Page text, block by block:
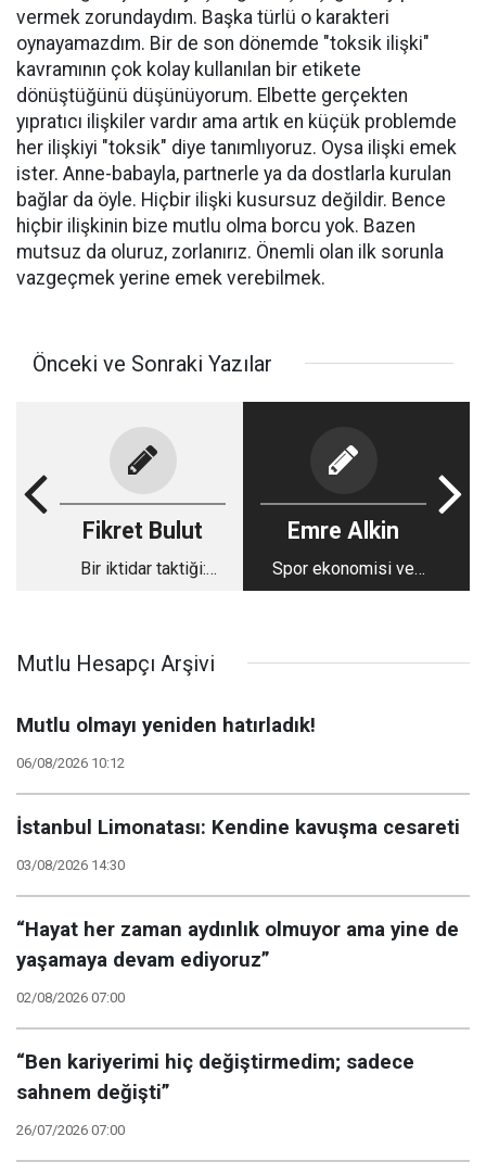
vermek zorundaydım. Başka türlü o karakteri
oynayamazdım. Bir de son dönemde "toksik ilişki"
kavramının çok kolay kullanılan bir etikete
dönüştüğünü düşünüyorum. Elbette gerçekten
yıpratıcı ilişkiler vardır ama artık en küçük problemde
her ilişkiyi "toksik" diye tanımlıyoruz. Oysa ilişki emek
ister. Anne-babayla, partnerle ya da dostlarla kurulan
bağlar da öyle. Hiçbir ilişki kusursuz değildir. Bence
hiçbir ilişkinin bize mutlu olma borcu yok. Bazen
mutsuz da oluruz, zorlanırız. Önemli olan ilk sorunla
vazgeçmek yerine emek verebilmek.
Önceki ve Sonraki Yazılar
Fikret Bulut
Bir iktidar taktiği:
Emre Alkin
Spor ekonomisi ve
endüstrisi
Mutlu Hesapçı Arşivi
Mutlu olmayı yeniden hatırladık!
06/08/2026 10:12
İstanbul Limonatası: Kendine kavuşma cesareti
03/08/2026 14:30
“Hayat her zaman aydınlık olmuyor ama yine de
yaşamaya devam ediyoruz”
02/08/2026 07:00
“Ben kariyerimi hiç değiştirmedim; sadece
sahnem değişti”
26/07/2026 07:00